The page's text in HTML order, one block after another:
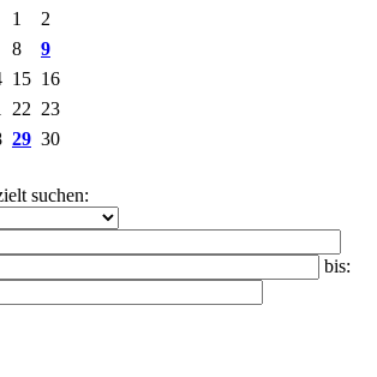
1
2
8
9
15 16
22 23
29 30
suchen:
bis: